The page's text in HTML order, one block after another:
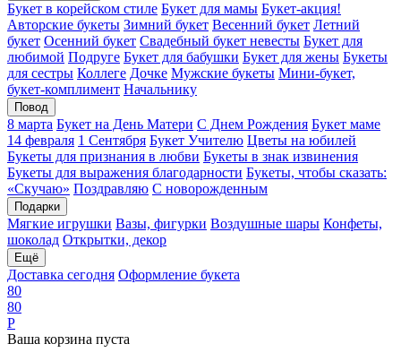
Букет в корейском стиле Букет для мамы Букет-акция!
Авторские букеты Зимний букет Весенний букет Летний
букет Осенний букет Свадебный букет невесты Букет для
любимой Подруге Букет для бабушки Букет для жены Букеты
для сестры Коллеге Дочке Мужские букеты Мини-букет,
букет-комплимент Начальнику
Повод
8 марта Букет на День Матери С Днем Рождения Букет маме
14 февраля 1 Сентября Букет Учителю Цветы на юбилей
Букеты для признания в любви Букеты в знак извинения
Букеты для выражения благодарности Букеты, чтобы сказать:
«Скучаю» Поздравляю С новорожденным
Подарки
Мягкие игрушки Вазы, фигурки Воздушные шары Конфеты,
шоколад Открытки, декор
Ещё
Доставка сегодня Оформление букета
80
80
Р
Ваша корзина пуста